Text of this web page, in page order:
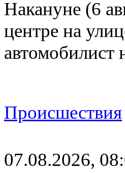
Накануне (6
центре на
автомобилист
Происшествия
07.08.2026,